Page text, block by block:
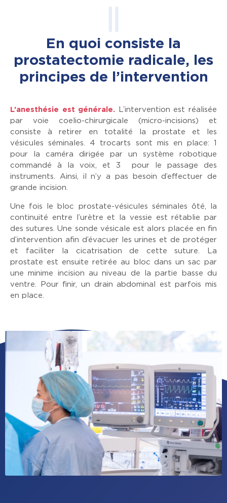
En quoi consiste la
prostatectomie radicale, les
principes de l’intervention
L’anesthésie est générale. L’intervention est réalisée
par voie coelio-chirurgicale (micro-incisions) et
consiste à retirer en totalité la prostate et les
vésicules séminales. 4 trocarts sont mis en place: 1
pour la caméra dirigée par un système robotique
commandé à la voix, et 3 pour le passage des
instruments. Ainsi, il n’y a pas besoin d’effectuer de
grande incision.
Une fois le bloc prostate-vésicules séminales ôté, la
continuité entre l’urètre et la vessie est rétablie par
des sutures. Une sonde vésicale est alors placée en fin
d’intervention afin d’évacuer les urines et de protéger
et faciliter la cicatrisation de cette suture. La
prostate est ensuite retirée au bloc dans un sac par
une minime incision au niveau de la partie basse du
ventre. Pour finir, un drain abdominal est parfois mis
en place.